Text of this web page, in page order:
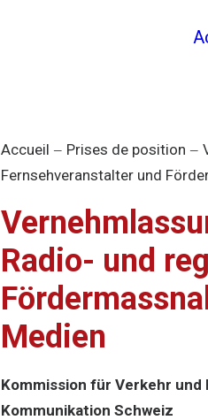
Accueil Prises de position
Fernsehveranstalter und
Radio- und
Medien
Kommission für Verkehr und
Kommunikation Schweiz